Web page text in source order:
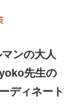
ンの大人
先生の
ディネート